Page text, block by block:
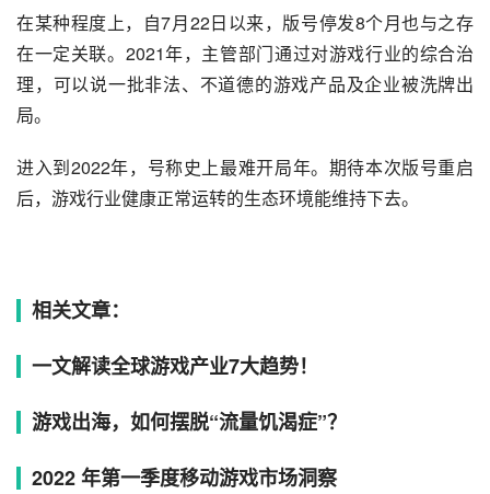
在某种程度上，自7月22日以来，版号停发8个月也与之存
在一定关联。2021年，主管部门通过对游戏行业的综合治
理，可以说一批非法、不道德的游戏产品及企业被洗牌出
局。
进入到2022年，号称史上最难开局年。期待本次版号重启
后，游戏行业健康正常运转的生态环境能维持下去。
相关文章：
一文解读全球游戏产业7大趋势！
游戏出海，如何摆脱“流量饥渴症”？
2022 年第一季度移动游戏市场洞察